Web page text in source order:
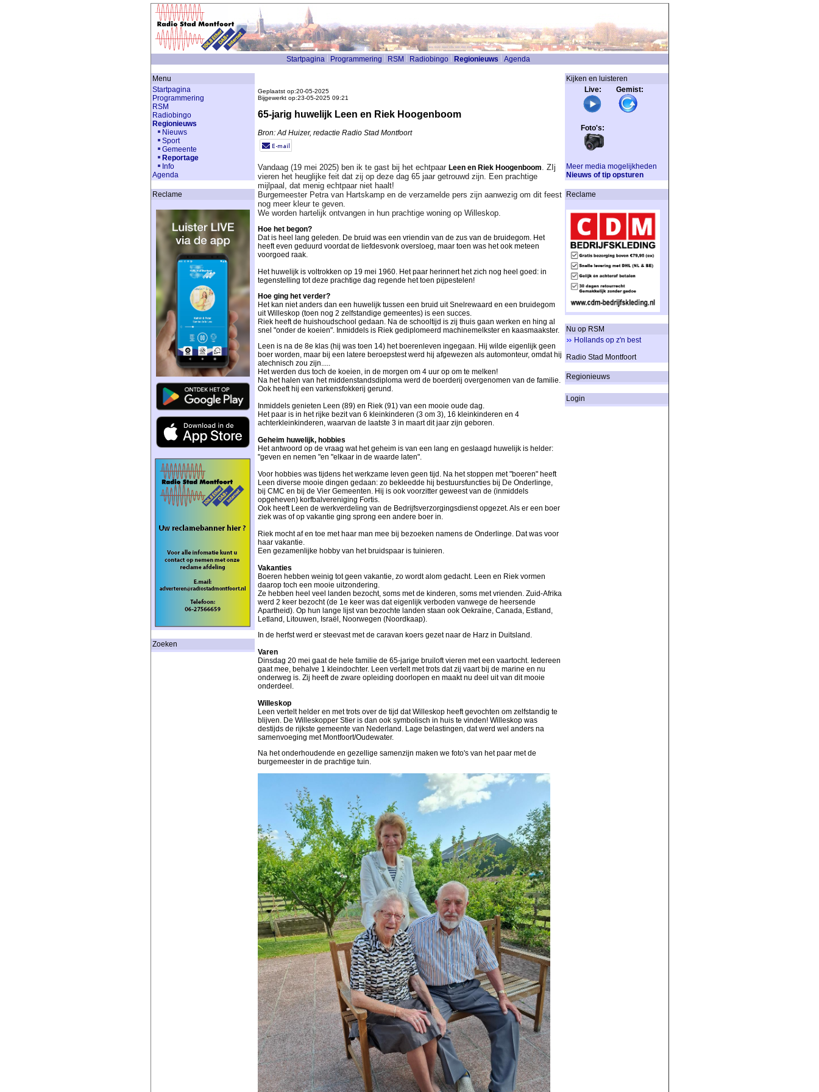
Startpagina Programmering RSM Radiobingo Regionieuws Agenda
Menu
Startpagina
Programmering
RSM
Radiobingo
Regionieuws
Nieuws
Sport
Gemeente
Reportage
Info
Agenda
Reclame
Zoeken
Geplaatst op:20-05-2025
Bijgewerkt op:23-05-2025 09:21
65-jarig huwelijk Leen en Riek Hoogenboom
Bron: Ad Huizer, redactie Radio Stad Montfoort
Vandaag (19 mei 2025) ben ik te gast bij het echtpaar Leen en Riek Hoogenboom . ZIj
vieren het heuglijke feit dat zij op deze dag 65 jaar getrouwd zijn. Een prachtige
mijlpaal, dat menig echtpaar niet haalt!
Burgemeester Petra van Hartskamp en de verzamelde pers zijn aanwezig om dit feest
nog meer kleur te geven.
We worden hartelijk ontvangen in hun prachtige woning op Willeskop.
Hoe het begon?
Dat is heel lang geleden. De bruid was een vriendin van de zus van de bruidegom. Het
heeft even geduurd voordat de liefdesvonk oversloeg, maar toen was het ook meteen
voorgoed raak.
Het huwelijk is voltrokken op 19 mei 1960. Het paar herinnert het zich nog heel goed: in
tegenstelling tot deze prachtige dag regende het toen pijpestelen!
Hoe ging het verder?
Het kan niet anders dan een huwelijk tussen een bruid uit Snelrewaard en een bruidegom
uit Willeskop (toen nog 2 zelfstandige gemeentes) is een succes.
Riek heeft de huishoudschool gedaan. Na de schooltijd is zij thuis gaan werken en hing al
snel "onder de koeien". Inmiddels is Riek gediplomeerd machinemelkster en kaasmaakster.
Leen is na de 8e klas (hij was toen 14) het boerenleven ingegaan. Hij wilde eigenlijk geen
boer worden, maar bij een latere beroepstest werd hij afgewezen als automonteur, omdat hij
atechnisch zou zijn.....
Het werden dus toch de koeien, in de morgen om 4 uur op om te melken!
Na het halen van het middenstandsdiploma werd de boerderij overgenomen van de familie.
Ook heeft hij een varkensfokkerij gerund.
Inmiddels genieten Leen (89) en Riek (91) van een mooie oude dag.
Het paar is in het rijke bezit van 6 kleinkinderen (3 om 3), 16 kleinkinderen en 4
achterkleinkinderen, waarvan de laatste 3 in maart dit jaar zijn geboren.
Geheim huwelijk, hobbies
Het antwoord op de vraag wat het geheim is van een lang en geslaagd huwelijk is helder:
"geven en nemen "en "elkaar in de waarde laten".
Voor hobbies was tijdens het werkzame leven geen tijd. Na het stoppen met "boeren" heeft
Leen diverse mooie dingen gedaan: zo bekleedde hij bestuursfuncties bij De Onderlinge,
bij CMC en bij de Vier Gemeenten. Hij is ook voorzitter geweest van de (inmiddels
opgeheven) korfbalvereniging Fortis.
Ook heeft Leen de werkverdeling van de Bedrijfsverzorgingsdienst opgezet. Als er een boer
ziek was of op vakantie ging sprong een andere boer in.
Riek mocht af en toe met haar man mee bij bezoeken namens de Onderlinge. Dat was voor
haar vakantie.
Een gezamenlijke hobby van het bruidspaar is tuinieren.
Vakanties
Boeren hebben weinig tot geen vakantie, zo wordt alom gedacht. Leen en Riek vormen
daarop toch een mooie uitzondering.
Ze hebben heel veel landen bezocht, soms met de kinderen, soms met vrienden. Zuid-Afrika
werd 2 keer bezocht (de 1e keer was dat eigenlijk verboden vanwege de heersende
Apartheid). Op hun lange lijst van bezochte landen staan ook Oekraïne, Canada, Estland,
Letland, Litouwen, Israël, Noorwegen (Noordkaap).
In de herfst werd er steevast met de caravan koers gezet naar de Harz in Duitsland.
Varen
Dinsdag 20 mei gaat de hele familie de 65-jarige bruiloft vieren met een vaartocht. Iedereen
gaat mee, behalve 1 kleindochter. Leen vertelt met trots dat zij vaart bij de marine en nu
onderweg is. Zij heeft de zware opleiding doorlopen en maakt nu deel uit van dit mooie
onderdeel.
Willeskop
Leen vertelt helder en met trots over de tijd dat Willeskop heeft gevochten om zelfstandig te
blijven. De Willeskopper Stier is dan ook symbolisch in huis te vinden! Willeskop was
destijds de rijkste gemeente van Nederland. Lage belastingen, dat werd wel anders na
samenvoeging met Montfoort/Oudewater.
Na het onderhoudende en gezellige samenzijn maken we foto's van het paar met de
burgemeester in de prachtige tuin.
Kijken en luisteren
Live: Gemist:
Foto's:
Meer media mogelijkheden
Nieuws of tip opsturen
Reclame
Nu op RSM
Hollands op z'n best
Radio Stad Montfoort
Regionieuws
Login